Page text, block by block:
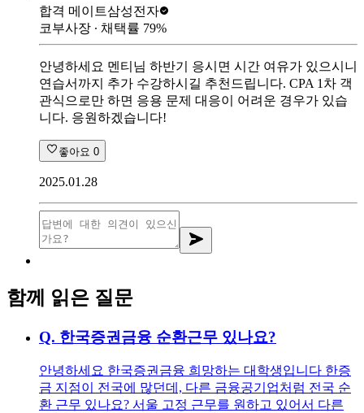
합격 메이트삼성전자
코부사장 ∙ 채택률 79%
안녕하세요 멘티님 하반기 응시면 시간 여유가 있으시니
연습서까지 추가 수강하시길 추천드립니다. CPA 1차 객
관식으로만 하면 응용 문제 대응이 어려운 경우가 있습
니다. 응원하겠습니다!
좋아요 0
2025.01.28
함께 읽은 질문
Q. 한국증권금융 순환근무 있나요?
안녕하세요 한국증권금융 희망하는 대학생입니다 한증
금 지점이 전국에 많던데, 다른 금융공기업처럼 전국 순
환 근무 있나요? 서울 고정 근무를 원하고 있어서 다른